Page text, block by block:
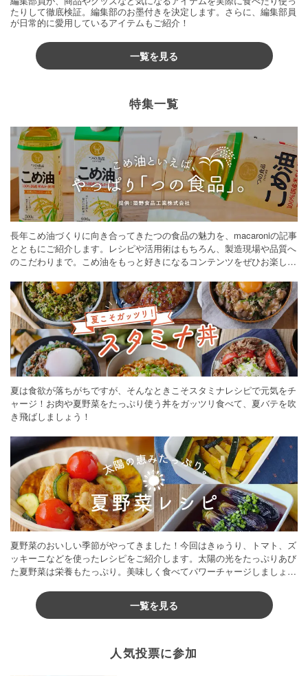
たりして徹底検証。編集部のお墨付きを決定します。さらに、編集部員
が日常的に愛用しているアイテムもご紹介！
一覧を見る
特集一覧
長年こめ油づくりに向き合ってきたつの食品の魅力を、macaroniの記事
とともにご紹介します。レシピや活用術はもちろん、製造現場や品質へ
のこだわりまで。こめ油をもっと好きになるコンテンツをぜひお楽しみ
夏は食欲が落ちがちですが、そんなときこそスタミナレシピで元気をチ
ャージ！お肉や夏野菜をたっぷり使う丼をガッツリ食べて、夏バテを吹
き飛ばしましょう！
夏野菜のおいしい季節がやってきました！今回はきゅうり、トマト、ズ
ッキーニなどを使ったレシピをご紹介します。太陽の光をたっぷりあび
た夏野菜は栄養もたっぷり。美味しく食べてパワーチャージしましょう
一覧を見る
人気投票に参加